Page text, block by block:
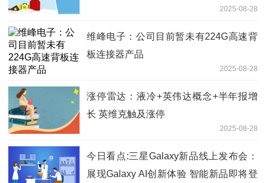
2025-08-28
维峰电子：公司目前暂未有224G高速背
板连接器产品
2025-08-28
涨停雷达：液冷+英伟达概念+半年报增
长 英维克触及涨停
2025-08-28
今日看点:三星Galaxy新品线上发布会：
展现Galaxy AI创新体验 智能新品即将登